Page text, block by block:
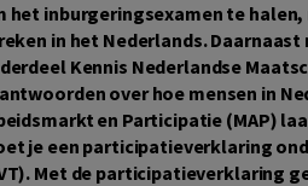
het inburgeringsexamen te
in het Nederlands.
Kennis Nederlandse
over hoe mensen in
en Participatie (MAP)
je een participatieverklaring
Met de participatieverklaring